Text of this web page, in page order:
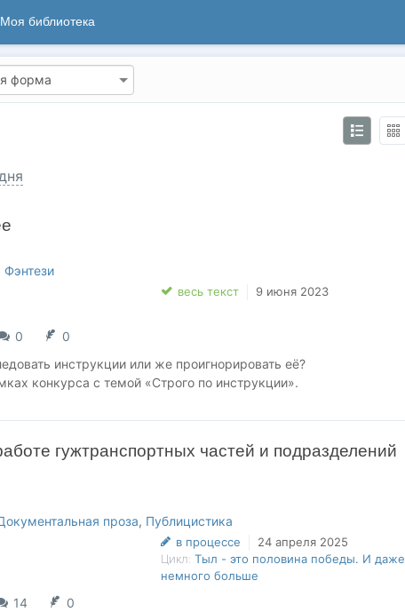
Моя библиотека
Фэнтези
весь текст 9 июня 2023
0
0
инструкции или же проигнорировать её?
конкурса с темой «Строго по инструкции».
гужтранспортных частей и подразделений
проза, Публицистика
в процессе
24 апреля 2025
Цикл: Тыл - это половина победы. И даже
немного больше
14
0